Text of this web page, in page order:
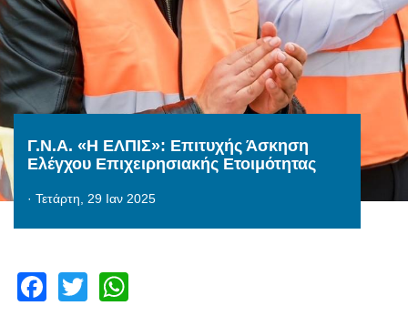
Γ.Ν.Α. «Η ΕΛΠΙΣ»: Επιτυχής Άσκηση
Ελέγχου Επιχειρησιακής Ετοιμότητας
· Τετάρτη, 29 Ιαν 2025
Facebook
Twitter